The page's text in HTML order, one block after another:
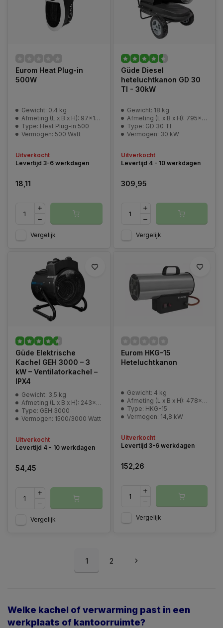
Eurom Heat Plug-in
500W
Gewicht: 0,4 kg
Afmeting (L x B x H): 97x110x170 mm
Type: Heat Plug-in 500
Vermogen: 500 Watt
Uitverkocht
Levertijd 3-6 werkdagen
18,11
Vergelijk
Güde Diesel
heteluchtkanon GD 30
TI - 30kW
Gewicht: 18 kg
Afmeting (L x B x H): 795x375x490 mm
Type: GD 30 TI
Vermogen: 30 kW
Uitverkocht
Levertijd 4 - 10 werkdagen
309,95
Vergelijk
Güde Elektrische
Kachel GEH 3000 – 3
kW – Ventilatorkachel –
IPX4
Gewicht: 3,5 kg
Afmeting (L x B x H): 243x227x295 mm
Type: GEH 3000
Vermogen: 1500/3000 Watt
Uitverkocht
Levertijd 4 - 10 werkdagen
54,45
Vergelijk
Eurom HKG-15
Heteluchtkanon
Gewicht: 4 kg
Afmeting (L x B x H): 478x332x187 mm
Type: HKG-15
Vermogen: 14,8 kW
Uitverkocht
Levertijd 3-6 werkdagen
152,26
Vergelijk
1 2
Welke kachel of verwarming past in een
werkplaats of kantoorruimte?